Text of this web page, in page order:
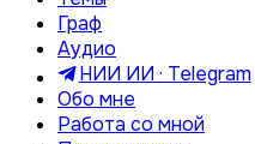
Граф
Аудио
НИИ ИИ · Telegram
Обо мне
Работа со мной